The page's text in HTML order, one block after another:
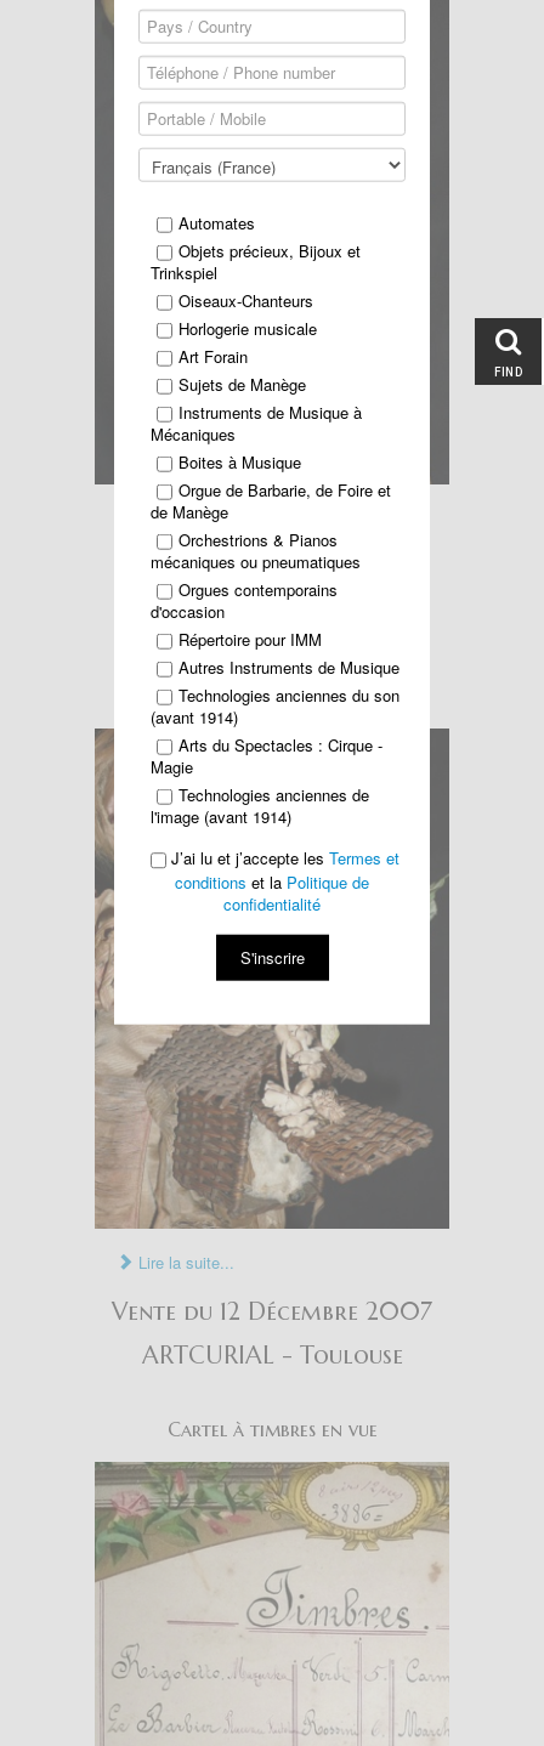
Automates
Objets précieux, Bijoux et
Trinkspiel
Oiseaux-Chanteurs
Horlogerie musicale
Art Forain
Sujets de Manège
Instruments de Musique à
Mécaniques
Boites à Musique
Orgue de Barbarie, de Foire et
de Manège
Orchestrions & Pianos
mécaniques ou pneumatiques
Orgues contemporains
d'occasion
Répertoire pour IMM
Autres Instruments de Musique
Technologies anciennes du son
(avant 1914)
Arts du Spectacles : Cirque -
Magie
Technologies anciennes de
l'image (avant 1914)
J’ai lu et j’accepte les Termes et
conditions et la Politique de
confidentialité
S'inscrire
FIND
Lire la suite...
Vente du 4 Juillet 2011
CHAUSSON ENCHERES
L. LAMBERT -Bébé nicheautomate
Lire la suite...
Vente du 12 Décembre 2007
ARTCURIAL - Toulouse
Cartel à timbres en vue